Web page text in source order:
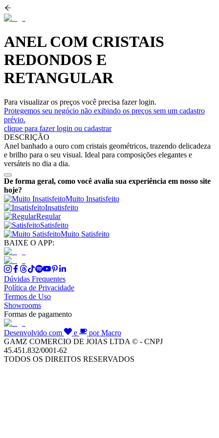
ANEL COM CRISTAIS
REDONDOS E
RETANGULAR
Para visualizar os preços você precisa fazer login.
Protegemos seu negócio não exibindo os preços sem um cadastro
prévio.
clique para fazer login ou cadastrar
DESCRIÇÃO
Anel banhado a ouro com cristais geométricos, trazendo delicadeza
e brilho para o seu visual. Ideal para composições elegantes e
versáteis no dia a dia.
De forma geral, como você avalia sua experiência em nosso site
hoje?
Muito Insatisfeito
Insatisfeito
Regular
Satisfeito
Muito Satisfeito
BAIXE O APP:
Dúvidas Frequentes
Política de Privacidade
Termos de Uso
Showrooms
Formas de pagamento
Desenvolvido com e
por Macro
GAMZ COMERCIO DE JOIAS LTDA © - CNPJ
45.451.832/0001-62
TODOS OS DIREITOS RESERVADOS